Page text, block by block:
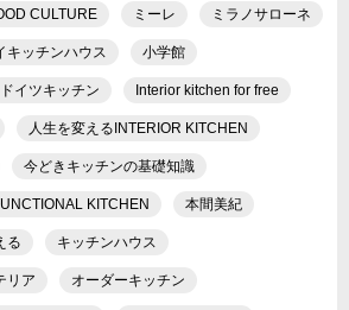
CULTURE ミーレ ミラノサローネ
キッチンハウス 小学館
ドイツキッチン Interior kitchen for free
人生を変えるINTERIOR KITCHEN
今どきキッチンの基礎知識
KITCHEN 本間美紀
る キッチンハウス
リア オーダーキッチン